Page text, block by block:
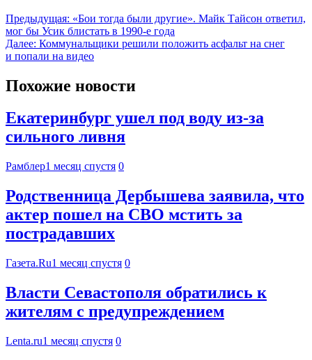
Предыдущая: «Бои тогда были другие». Майк Тайсон ответил,
мог бы Усик блистать в 1990-е года
Далее: Коммунальщики решили положить асфальт на снег
и попали на видео
Похожие новости
Екатеринбург ушел под воду из-за
сильного ливня
Рамблер1 месяц спустя 0
Родственница Дербышева заявила, что
актер пошел на СВО мстить за
пострадавших
Газета.Ru1 месяц спустя 0
Власти Севастополя обратились к
жителям с предупреждением
Lenta.ru1 месяц спустя 0